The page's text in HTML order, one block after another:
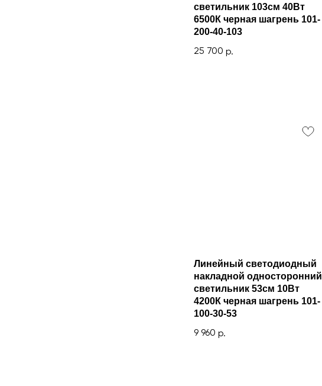
светильник 103см 40Вт
6500К черная шагрень 101-
200-40-103
25 700 р.
Линейный светодиодный
накладной односторонний
светильник 53см 10Вт
4200К черная шагрень 101-
100-30-53
9 960 р.